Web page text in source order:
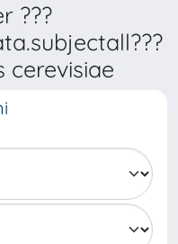
???
cerevisiae